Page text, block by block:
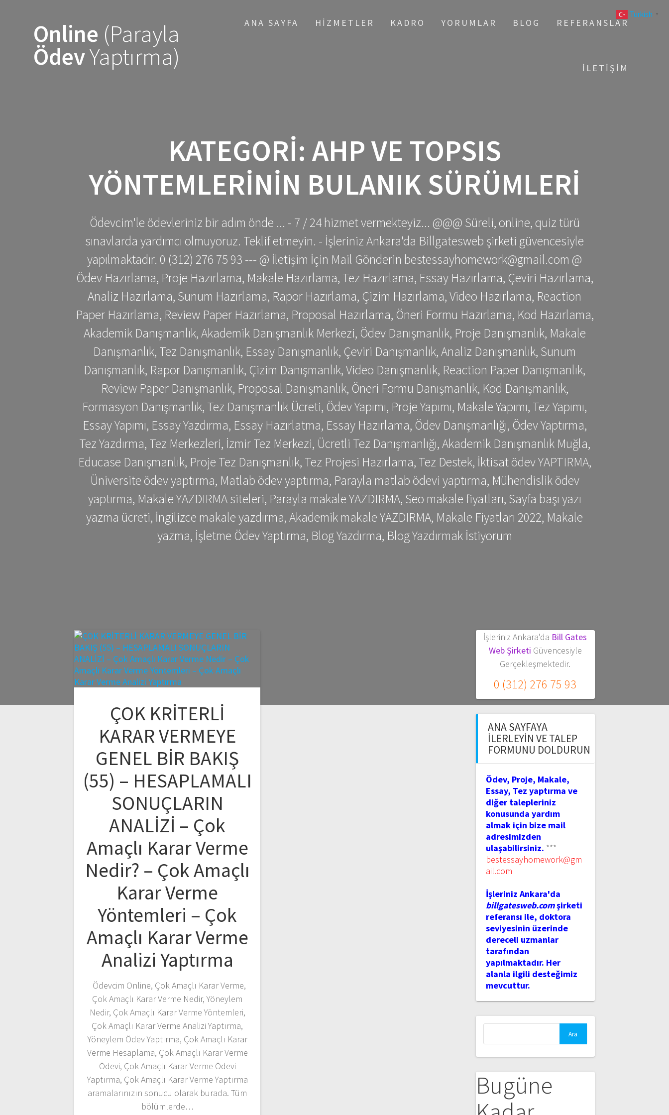
Online (Parayla
ÖdevYaptırma)
ANA SAYFA HIZMETLER KADRO YORUMLAR BLOG REFERANSLAR
İLETIŞIM
KATEGORI: AHP VE TOPSIS
YÖNTEMLERININ BULANIK SÜRÜMLERI
Ödevcim'le ödevleriniz bir adım önde ... - 7 / 24 hizmet vermekteyiz... @@@ Süreli, online, quiz türü
sınavlarda yardımcı olmuyoruz. Teklif etmeyin. - İşleriniz Ankara'da Billgatesweb şirketi güvencesiyle
yapılmaktadır. 0 (312) 276 75 93 --- @ İletişim İçin Mail Gönderin bestessayhomework@gmail.com @
Ödev Hazırlama, Proje Hazırlama, Makale Hazırlama, Tez Hazırlama, Essay Hazırlama, Çeviri Hazırlama,
Analiz Hazırlama, Sunum Hazırlama, Rapor Hazırlama, Çizim Hazırlama, Video Hazırlama, Reaction
Paper Hazırlama, Review Paper Hazırlama, Proposal Hazırlama, Öneri Formu Hazırlama, Kod Hazırlama,
Akademik Danışmanlık, Akademik Danışmanlık Merkezi, Ödev Danışmanlık, Proje Danışmanlık, Makale
Danışmanlık, Tez Danışmanlık, Essay Danışmanlık, Çeviri Danışmanlık, Analiz Danışmanlık, Sunum
Danışmanlık, Rapor Danışmanlık, Çizim Danışmanlık, Video Danışmanlık, Reaction Paper Danışmanlık,
Review Paper Danışmanlık, Proposal Danışmanlık, Öneri Formu Danışmanlık, Kod Danışmanlık,
Formasyon Danışmanlık, Tez Danışmanlık Ücreti, Ödev Yapımı, Proje Yapımı, Makale Yapımı, Tez Yapımı,
Essay Yapımı, Essay Yazdırma, Essay Hazırlatma, Essay Hazırlama, Ödev Danışmanlığı, Ödev Yaptırma,
Tez Yazdırma, Tez Merkezleri, İzmir Tez Merkezi, Ücretli Tez Danışmanlığı, Akademik Danışmanlık Muğla,
Educase Danışmanlık, Proje Tez Danışmanlık, Tez Projesi Hazırlama, Tez Destek, İktisat ödev YAPTIRMA,
Üniversite ödev yaptırma, Matlab ödev yaptırma, Parayla matlab ödevi yaptırma, Mühendislik ödev
yaptırma, Makale YAZDIRMA siteleri, Parayla makale YAZDIRMA, Seo makale fiyatları, Sayfa başı yazı
yazma ücreti, İngilizce makale yazdırma, Akademik makale YAZDIRMA, Makale Fiyatları 2022, Makale
yazma, İşletme Ödev Yaptırma, Blog Yazdırma, Blog Yazdırmak İstiyorum
ÇOK KRİTERLİ
KARAR VERMEYE
GENEL BİR BAKIŞ
(55) – HESAPLAMALI
SONUÇLARIN
ANALİZİ – Çok
Amaçlı Karar Verme
Nedir? – Çok Amaçlı
Karar Verme
Yöntemleri – Çok
Amaçlı Karar Verme
Analizi Yaptırma
Ödevcim Online, Çok Amaçlı Karar Verme,
Çok Amaçlı Karar Verme Nedir, Yöneylem
Nedir, Çok Amaçlı Karar Verme Yöntemleri,
Çok Amaçlı Karar Verme Analizi Yaptırma,
Yöneylem Ödev Yaptırma, Çok Amaçlı Karar
Verme Hesaplama, Çok Amaçlı Karar Verme
Ödevi, Çok Amaçlı Karar Verme Ödevi
Yaptırma, Çok Amaçlı Karar Verme Yaptırma
aramalarınızın sonucu olarak burada. Tüm
bölümlerde…
İşleriniz Ankara'da Bill Gates
Web Şirketi Güvencesiyle
Gerçekleşmektedir.
0 (312) 276 75 93
ANA SAYFAYA
İLERLEYIN VE TALEP
FORMUNU DOLDURUN
Ödev, Proje, Makale,
Essay, Tez yaptırma ve
diğer talepleriniz
konusunda yardım
almak için bize mail
adresimizden
ulaşabilirsiniz. ***
bestessayhomework@gm
ail.com
İşleriniz Ankara'da
billgatesweb.comşirketi
referansı ile, doktora
seviyesinin üzerinde
dereceli uzmanlar
tarafından
yapılmaktadır. Her
alanla ilgili desteğimiz
mevcuttur.
Bugüne
Turkish ▼